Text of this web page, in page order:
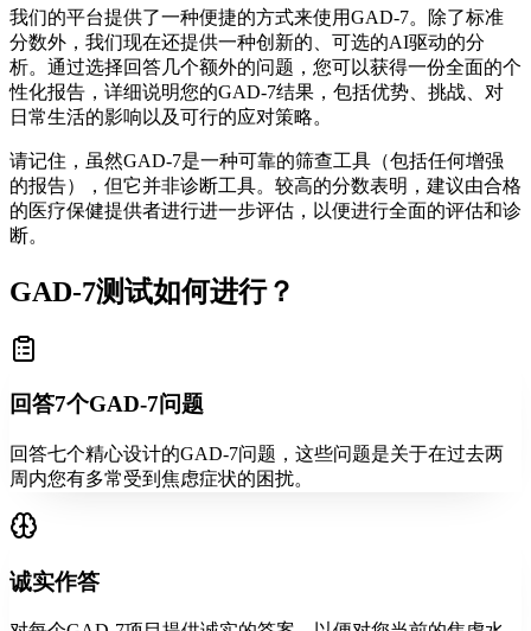
我们的平台提供了一种便捷的方式来使用GAD-7。除了标准
分数外，我们现在还提供一种创新的、可选的AI驱动的分
析。通过选择回答几个额外的问题，您可以获得一份全面的个
性化报告，详细说明您的GAD-7结果，包括优势、挑战、对
日常生活的影响以及可行的应对策略。
请记住，虽然GAD-7是一种可靠的筛查工具（包括任何增强
的报告），但它并非诊断工具。较高的分数表明，建议由合格
的医疗保健提供者进行进一步评估，以便进行全面的评估和诊
断。
GAD-7测试如何进行？
回答7个GAD-7问题
回答七个精心设计的GAD-7问题，这些问题是关于在过去两
周内您有多常受到焦虑症状的困扰。
诚实作答